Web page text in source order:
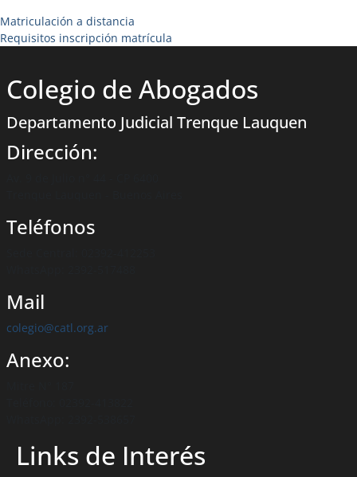
Matriculación a distancia
Requisitos inscripción matrícula
Colegio de Abogados
Departamento Judicial Trenque Lauquen
Dirección:
Teléfonos
Mail
colegio@catl.org.ar
Anexo:
Links de Interés